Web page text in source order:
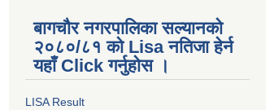
बागचौर नगरपालिका सल्यानको
२०८०/८१ को Lisa नतिजा हेर्न
यहाँ Click गर्नुहोस ।
LISA Result